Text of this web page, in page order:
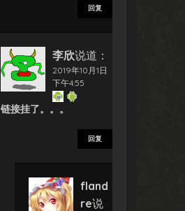
回复
李欣说道：
2019年10月1日
下午4:55
链接挂了。。。
回复
fland
re说